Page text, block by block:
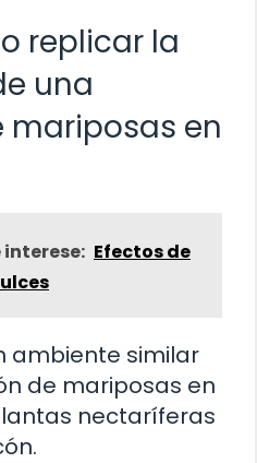
replicar la
una
mariposas en
Efectos de
ambiente similar
de mariposas en
nectaríferas